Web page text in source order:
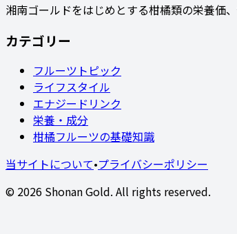
湘南ゴールドをはじめとする柑橘類の栄養価
カテゴリー
フルーツトピック
ライフスタイル
エナジードリンク
栄養・成分
柑橘フルーツの基礎知識
当サイトについて•プライバシーポリシー
© 2026 Shonan Gold. All rights reserved.